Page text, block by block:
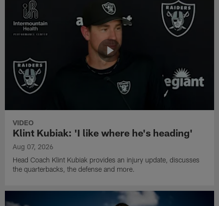
VIDEO
Klint Kubiak: 'I like where he's heading'
Aug 07, 2026
Head Coach Klint Kubiak provides an injury update, discusses
the quarterbacks, the defense and more.